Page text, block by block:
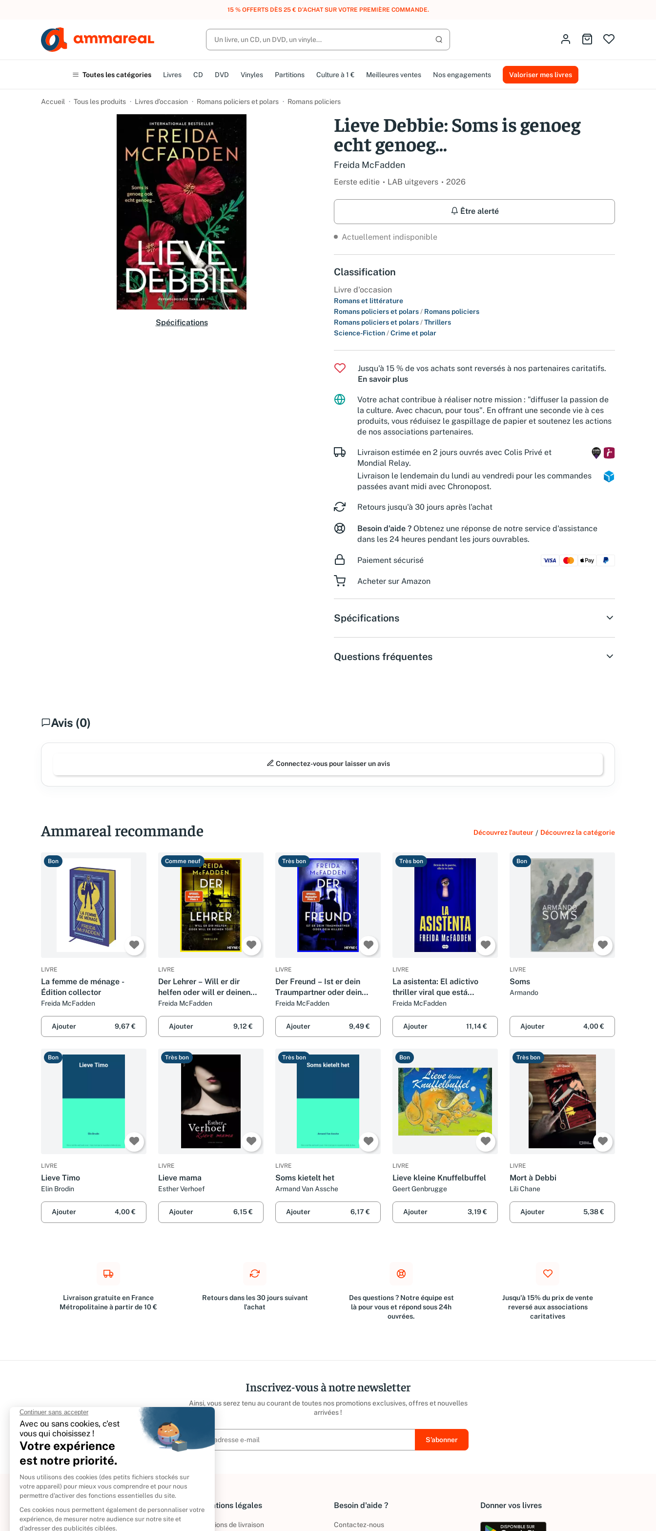
UN ACHAT, DES POINTS, DES RÉCOMPENSES :REJOIGNEZ GRATUITEMENT LE CLUB AMMAREAL.
Lancer la recherche
Identifiez-vousAller au panier
Toutes les catégories Livres CD DVD Vinyles Partitions Culture à 1 € Meilleures ventes Nos engagements Valoriser mes livres
Accueil Tous les produits Livres d’occasion Romans policiers et polars Romans policiers
Spécifications
Lieve Debbie: Soms is genoeg
echt genoeg...
Freida McFadden
Eerste editie LAB uitgevers 2026
Être alerté
Actuellement indisponible
Classification
Livre d'occasion
Romans et littérature
Romans policiers et polars / Romans policiers
Romans policiers et polars /Thrillers
Science-Fiction /Crime et polar
Jusqu'à 15 % de vos achats sont reversés à nos partenaires caritatifs.
En savoir plus
Votre achat contribue à réaliser notre mission : "diffuser la passion de
la culture. Avec chacun, pour tous". En offrant une seconde vie à ces
produits, vous réduisez le gaspillage de papier et soutenez les actions
de nos associations partenaires.
Livraison estimée en 2 jours ouvrés avec Colis Privé et
Mondial Relay.
Livraison le lendemain du lundi au vendredi pour les commandes
passées avant midi avec Chronopost.
Retours jusqu'à 30 jours après l'achat
Besoin d'aide ? Obtenez une réponse de notre service d'assistance
dans les 24 heures pendant les jours ouvrables.
Paiement sécurisé
Acheter sur Amazon
Spécifications
Questions fréquentes
Avis (0)
Connectez-vous pour laisser un avis
Ammareal recommande Découvrez l'auteur / Découvrez la catégorie
Bon
LIVRE
La femme de ménage -
Édition collector
Freida McFadden
Ajouter 9,67 €
Comme neuf
LIVRE
Der Lehrer – Will er dir
helfen oder will er deinen
Tod?: Thriller - Von der
Autorin des Weltbestsellers
»Wenn sie wüsste«.
Freida McFadden
Ajouter 9,12 €
Très bon
LIVRE
Der Freund – Ist er dein
Traumpartner oder dein
Killer?: Thriller - Der
SPIEGEL-Nr.1-Bestseller.
Von der Autorin des
Weltbestsellers »Wenn s
Freida McFadden
Ajouter 9,49 €
Très bon
LIVRE
La asistenta: El adictivo
thriller viral que está
arrasando
internacionalmente: 1
(SUMA)
Freida McFadden
Ajouter 11,14 €
Bon
LIVRE
Soms
Armando
Ajouter 4,00 €
Bon
LIVRE
Lieve Timo
Elin Brodin
Ajouter 4,00 €
Très bon
LIVRE
Lieve mama
Esther Verhoef
Ajouter 6,15 €
Très bon
LIVRE
Soms kietelt het
Armand Van Assche
Ajouter 6,17 €
Bon
LIVRE
Lieve kleine Knuffelbuffel
Geert Genbrugge
Ajouter 3,19 €
Très bon
LIVRE
Mort à Debbi
Lili Chane
Ajouter 5,38 €
Livraison gratuite en France
Métropolitaine à partir de 10 €
Retours dans les 30 jours suivant
l'achat
Des questions ? Notre équipe est
là pour vous et répond sous 24h
ouvrées.
Jusqu'à 15% du prix de vente
reversé aux associations
caritatives
Inscrivez-vous à notre newsletter
Ainsi, vous serez tenu au courant de toutes nos promotions exclusives, offres et nouvelles
arrivées !
À propos
Politique de retour
Informations légales
Informations de livraison
Besoin d'aide ?
Contactez-nous
Donner vos livres